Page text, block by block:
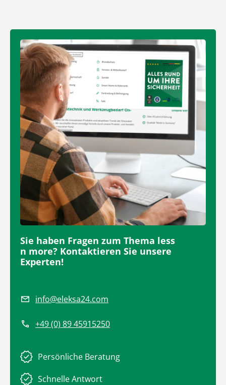
Sie haben Fragen zum Thema less
n more? Kontaktieren Sie unsere
Experten!
info@eleksa24.com
+49 (0) 89 45915250
Persönliche Beratung
Schnelle Antwort